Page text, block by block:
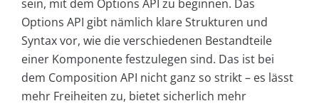
sein, mit dem Options API zu beginnen. Das
Options API gibt nämlich klare Strukturen und
Syntax vor, wie die verschiedenen Bestandteile
einer Komponente festzulegen sind. Das ist bei
dem Composition API nicht ganz so strikt – es lässt
mehr Freiheiten zu, bietet sicherlich mehr